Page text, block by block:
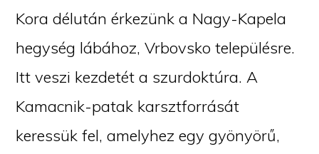
Kora délután érkezünk a Nagy-Kapela
hegység lábához, Vrbovsko településre.
Itt veszi kezdetét a szurdoktúra. A
Kamacnik-patak karsztforrását
keressük fel, amelyhez egy gyönyörű,